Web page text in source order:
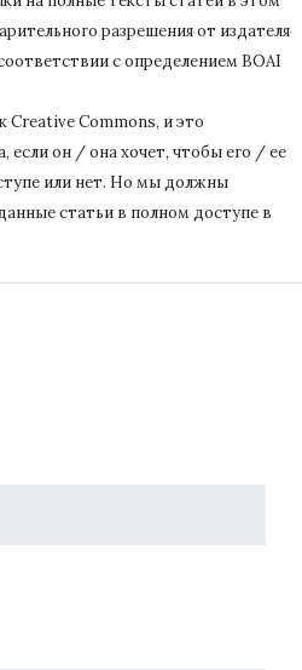
разрешения от издателя
с определением BOAI
Creative Commons, и это
если он / она хочет, чтобы его / ее
или нет. Но мы должны
статьи в полном доступе в